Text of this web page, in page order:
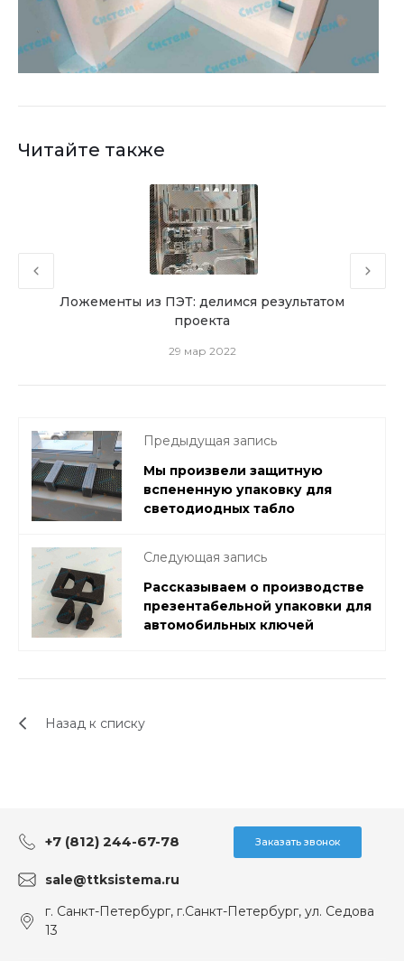
Читайте также
Ложементы из ПЭТ: делимся результатом
проекта
29 мар 2022
Предыдущая запись
Мы произвели защитную
вспененную упаковку для
светодиодных табло
Следующая запись
Рассказываем о производстве
презентабельной упаковки для
автомобильных ключей
Назад к списку
+7 (812) 244-67-78 Заказать звонок
sale@ttksistema.ru
г. Санкт-Петербург, г.Санкт-Петербург, ул. Седова
13